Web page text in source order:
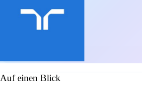
Auf einen Blick